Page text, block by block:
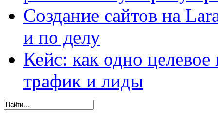
Создание сайтов на
и по делу
Кейс: как одно
трафик и лиды